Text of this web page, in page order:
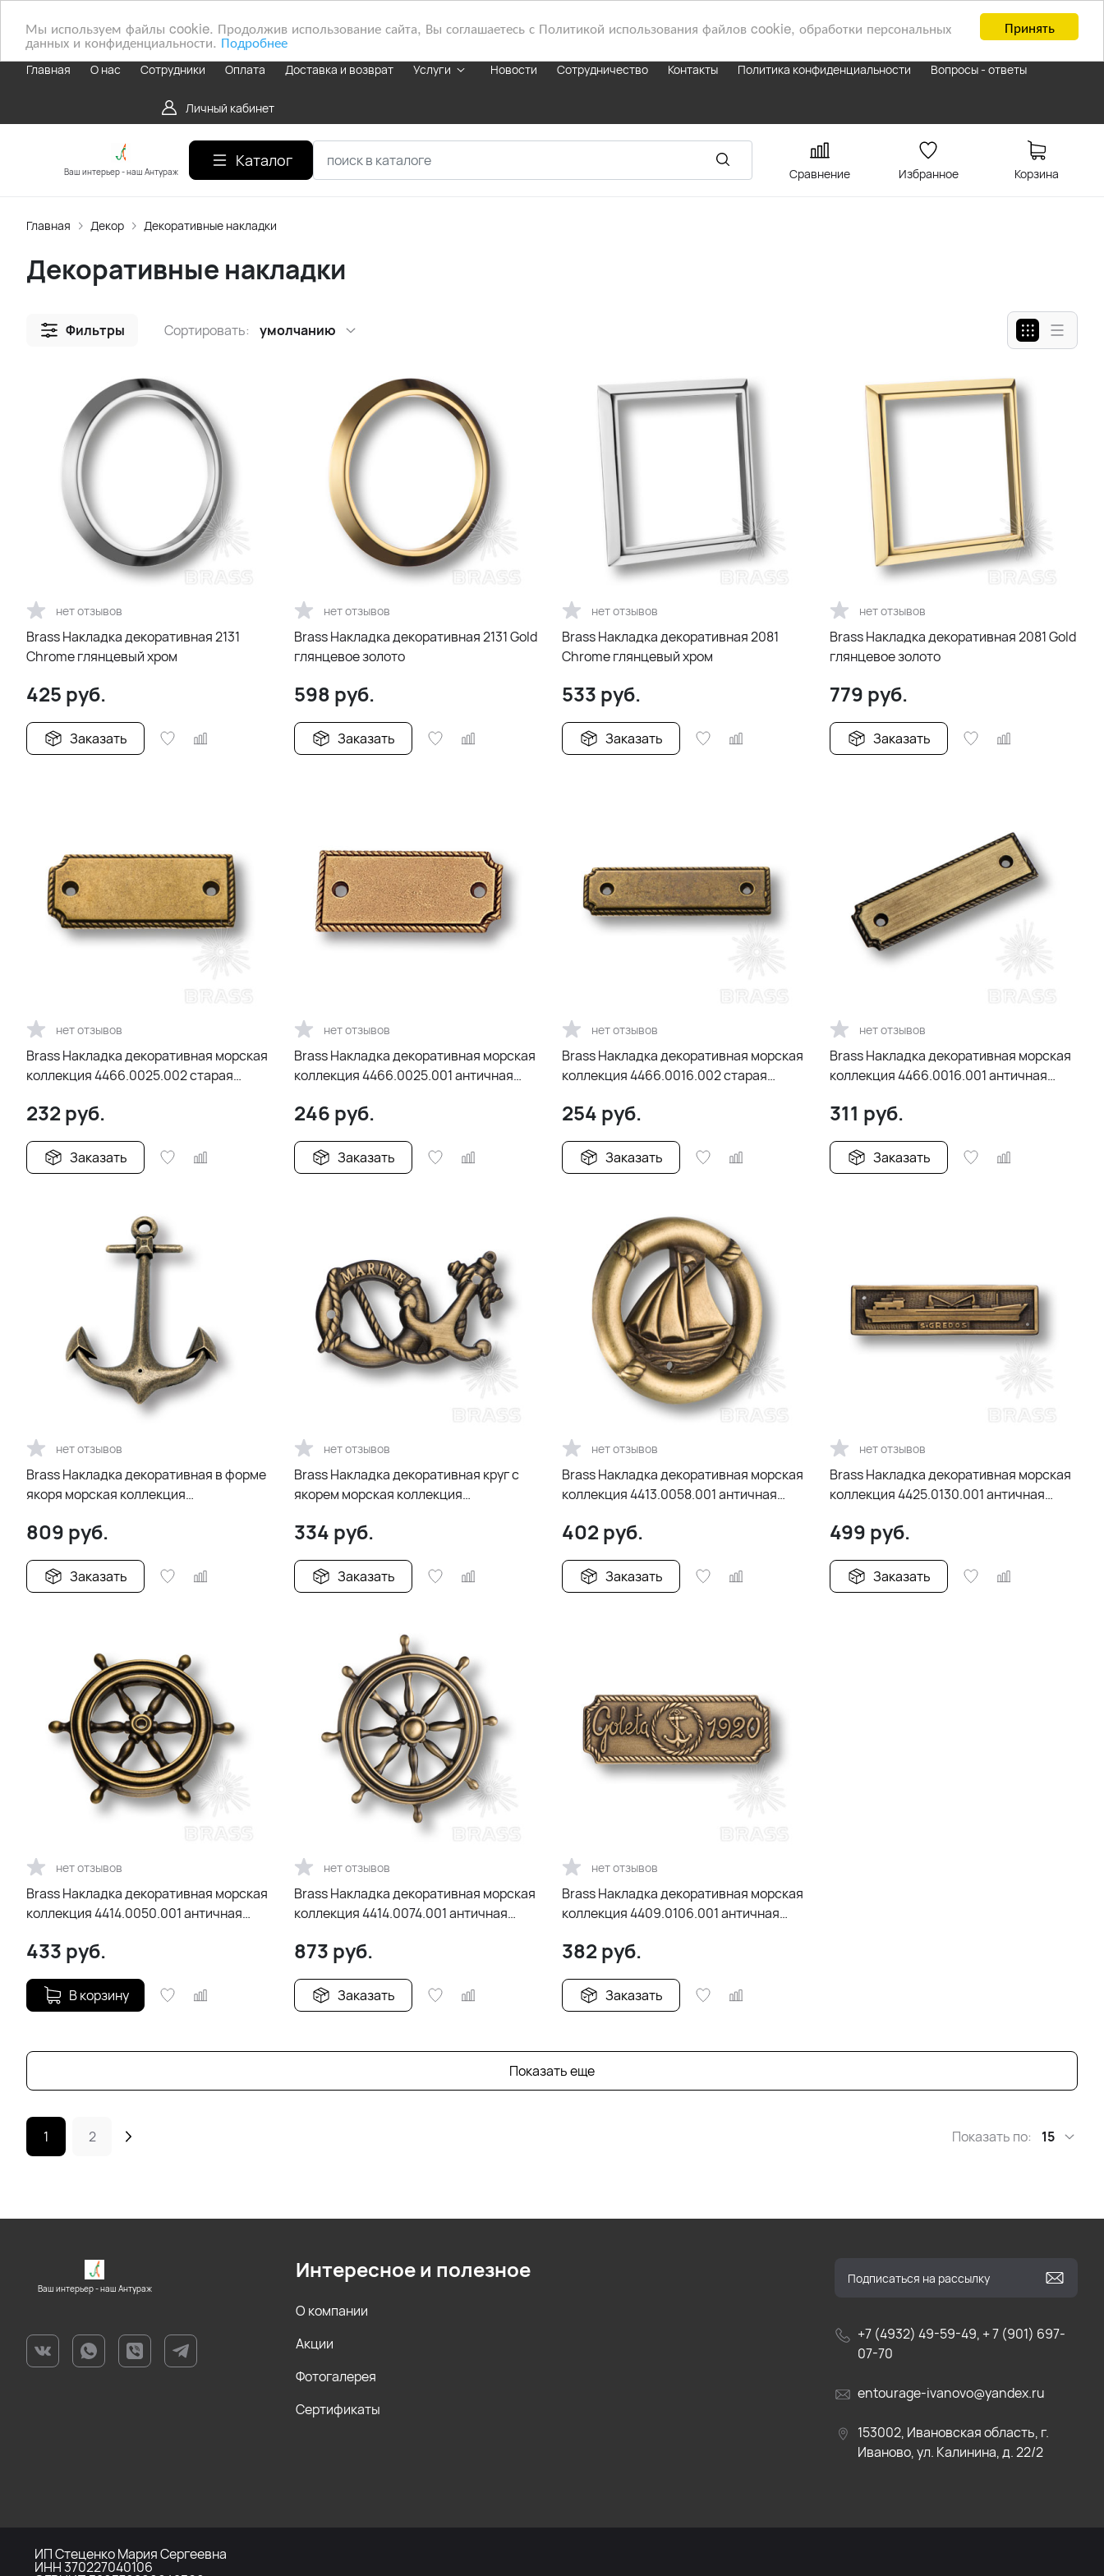
Принять
Мы используем файлы cookie. Продолжив использование сайта, Вы соглашаетесь с Политикой использования файлов cookie, обработки персональных
данных и конфиденциальности. Подробнее
Главная О нас Сотрудники Оплата Доставка и возврат Услуги Новости Сотрудничество Контакты Политика конфиденциальности Вопросы - ответы
Личный кабинет
Ваш интерьер - наш Антураж
Каталог
Сравнение Избранное Корзина
Главная Декор Декоративные накладки
Декоративные накладки
Фильтры Сортировать: умолчанию
нет отзывов
Brass Накладка декоративная 2131
Chrome глянцевый хром
425 руб.
Заказать
нет отзывов
Brass Накладка декоративная 2131 Gold
глянцевое золото
598 руб.
Заказать
нет отзывов
Brass Накладка декоративная 2081
Chrome глянцевый хром
533 руб.
Заказать
нет отзывов
Brass Накладка декоративная 2081 Gold
глянцевое золото
779 руб.
Заказать
нет отзывов
Brass Накладка декоративная морская
коллекция 4466.0025.002 старая
232 руб.
Заказать
нет отзывов
Brass Накладка декоративная морская
коллекция 4466.0025.001 античная
246 руб.
Заказать
нет отзывов
Brass Накладка декоративная морская
коллекция 4466.0016.002 старая
254 руб.
Заказать
нет отзывов
Brass Накладка декоративная морская
коллекция 4466.0016.001 античная
311 руб.
Заказать
нет отзывов
Brass Накладка декоративная в форме
якоря морская коллекция
809 руб.
Заказать
нет отзывов
Brass Накладка декоративная круг с
якорем морская коллекция
334 руб.
Заказать
нет отзывов
Brass Накладка декоративная морская
коллекция 4413.0058.001 античная
402 руб.
Заказать
нет отзывов
Brass Накладка декоративная морская
коллекция 4425.0130.001 античная
499 руб.
Заказать
нет отзывов
Brass Накладка декоративная морская
коллекция 4414.0050.001 античная
433 руб.
В корзину
нет отзывов
Brass Накладка декоративная морская
коллекция 4414.0074.001 античная
873 руб.
Заказать
нет отзывов
Brass Накладка декоративная морская
коллекция 4409.0106.001 античная
382 руб.
Заказать
Показать еще
1 2 Показать по: 15
Ваш интерьер - наш Антураж
+7 (4932) 49-59-49, + 7 (901) 697-
07-70
entourage-ivanovo@yandex.ru
153002, Ивановская область, г.
Иваново, ул. Калинина, д. 22/2
Интересное и полезное
О компании
Акции
Фотогалерея
Сертификаты
ИП Стеценко Мария Сергеевна
ИНН 370227040106